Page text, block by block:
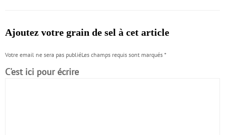
Ajoutez votre grain de sel à cet article
Votre email ne sera pas publiéLes champs requis sont marqués *
C'est ici pour écrire